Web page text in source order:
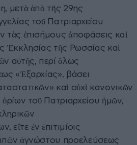
μετὰ ἀπὸ τῆς 29ης
τοῦ Πατριαρχείου
τὰς ἐπισήμους ἀποφάσεις καὶ
Ἐκκλησίας τῆς Ρωσσίας καὶ
αὐτῆς, περί ὅλως
«Ἐξαρχίας», βάσει
καὶ οὐχὶ κανονικῶν
τοῦ Πατριαρχείου ἡμῶν,
εἴτε ἐν ἐπιτιμίοις
ἀγνώστου προελεύσεως